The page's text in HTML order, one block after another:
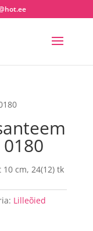
cm, 24(12) tk
Lilleõied